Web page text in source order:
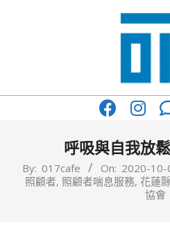
017
你
一
呼吸與自我放
By: 017cafe On: 2020-10-
照顧者, 照顧者喘息服務, 花蓮
協會